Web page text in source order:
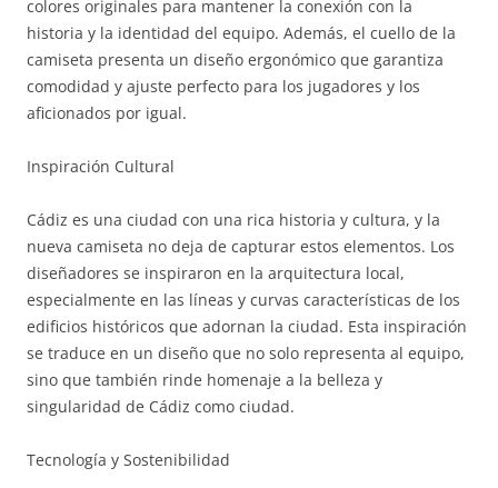
colores originales para mantener la conexión con la
historia y la identidad del equipo. Además, el cuello de la
camiseta presenta un diseño ergonómico que garantiza
comodidad y ajuste perfecto para los jugadores y los
aficionados por igual.
Inspiración Cultural
Cádiz es una ciudad con una rica historia y cultura, y la
nueva camiseta no deja de capturar estos elementos. Los
diseñadores se inspiraron en la arquitectura local,
especialmente en las líneas y curvas características de los
edificios históricos que adornan la ciudad. Esta inspiración
se traduce en un diseño que no solo representa al equipo,
sino que también rinde homenaje a la belleza y
singularidad de Cádiz como ciudad.
Tecnología y Sostenibilidad